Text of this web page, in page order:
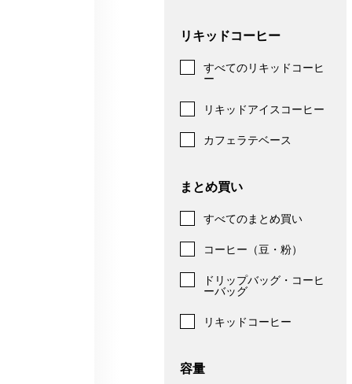
リキッドコーヒー
すべてのリキッドコーヒ
ー
リキッドアイスコーヒー
カフェラテベース
まとめ買い
すべてのまとめ買い
コーヒー（豆・粉）
ドリップバッグ・コーヒ
ーバッグ
リキッドコーヒー
容量